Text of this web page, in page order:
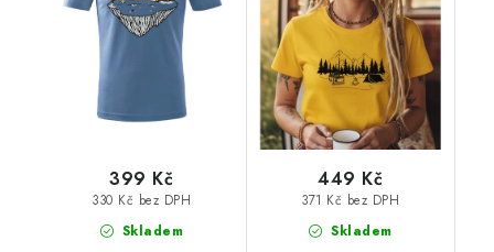
Skladem
330 Kč bez DPH
399 Kč
Skladem
371 Kč bez DPH
449 Kč